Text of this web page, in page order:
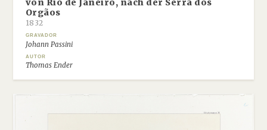
von Rio de Janeiro, nach der Serra dos
Orgãos
1832
GRAVADOR
Johann Passini
AUTOR
Thomas Ender